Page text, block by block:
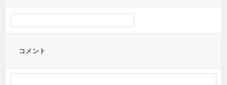
コメント